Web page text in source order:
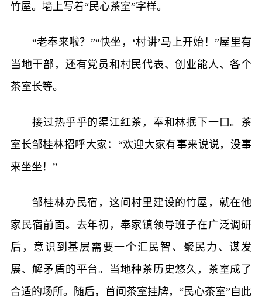
竹屋。墙上写着“民心茶室”字样。
“老奉来啦？”“快坐，‘村讲’马上开始！”屋里有
当地干部，还有党员和村民代表、创业能人、各个
茶室长等。
接过热乎乎的渠江红茶，奉和林抿下一口。茶
室长邹桂林招呼大家：“欢迎大家有事来说说，没事
来坐坐！”
邹桂林办民宿，这间村里建设的竹屋，就在他
家民宿前面。去年初，奉家镇领导班子在广泛调研
后，意识到基层需要一个汇民智、聚民力、谋发
展、解矛盾的平台。当地种茶历史悠久，茶室成了
合适的场所。随后，首间茶室挂牌，“民心茶室”自此